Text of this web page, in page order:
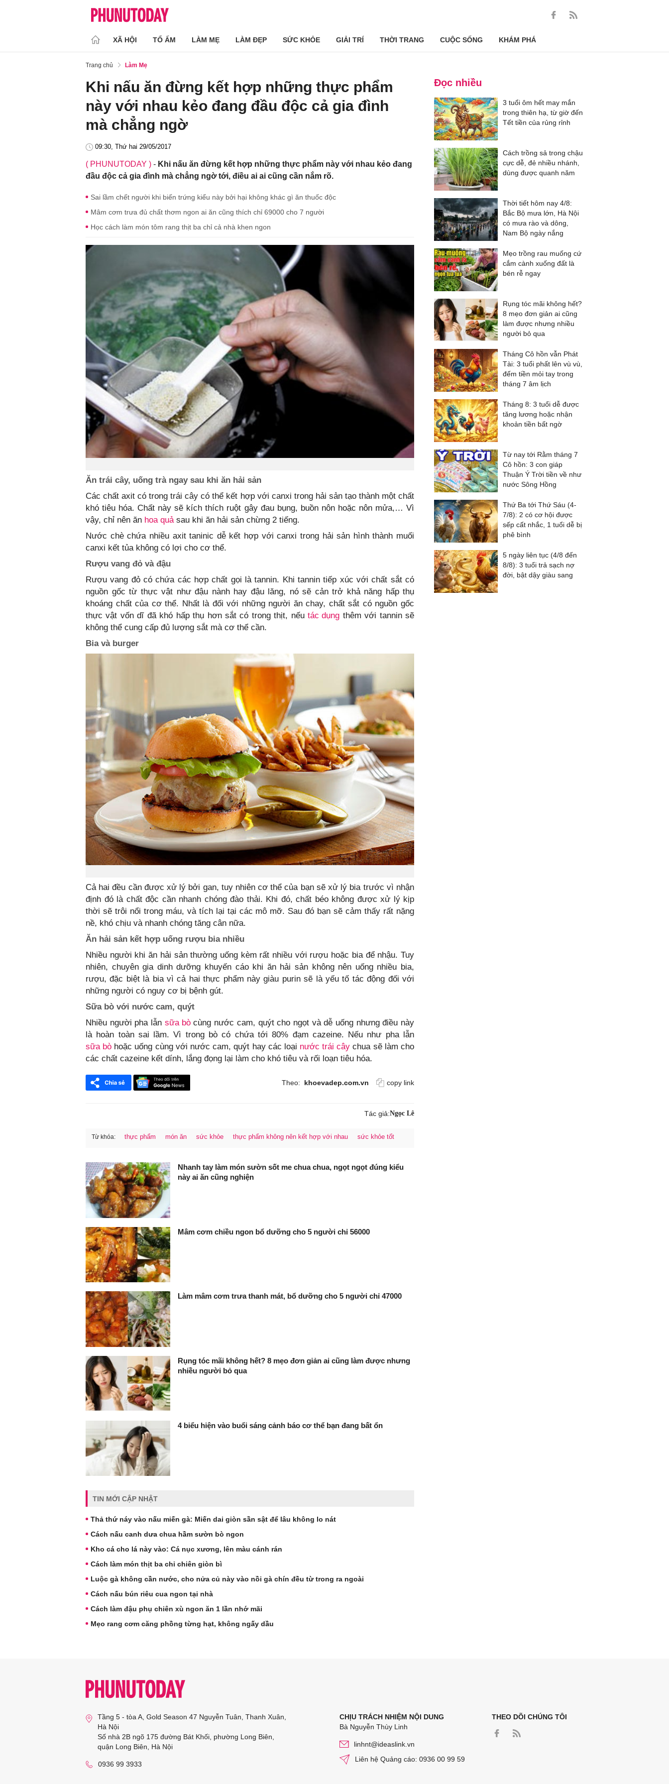
XÃ HỘI TỔ ẤM LÀM MẸ LÀM ĐẸP SỨC KHỎE GIẢI TRÍ THỜI TRANG CUỘC SỐNG KHÁM PHÁ
Trang chủ Làm Mẹ
Khi nấu ăn đừng kết hợp những thực phẩm
này với nhau kẻo đang đầu độc cả gia đình
mà chẳng ngờ
09:30, Thứ hai 29/05/2017
( PHUNUTODAY ) - Khi nấu ăn đừng kết hợp những thực phẩm này với nhau kẻo đang
đầu độc cả gia đình mà chẳng ngờ tới, điều ai ai cũng cần nắm rõ.
Sai lầm chết người khi biến trứng kiểu này bởi hại không khác gì ăn thuốc độc
Mâm cơm trưa đủ chất thơm ngon ai ăn cũng thích chỉ 69000 cho 7 người
Học cách làm món tôm rang thịt ba chỉ cả nhà khen ngon
Ăn trái cây, uống trà ngay sau khi ăn hải sản
Các chất axit có trong trái cây có thể kết hợp với canxi trong hải sản tạo thành một chất
khó tiêu hóa. Chất này sẽ kích thích ruột gây đau bụng, buồn nôn hoặc nôn mửa,… Vì
vậy, chỉ nên ăn hoa quả sau khi ăn hải sản chừng 2 tiếng.
Nước chè chứa nhiều axit taninic dễ kết hợp với canxi trong hải sản hình thành muối
canxi kết tủa không có lợi cho cơ thể.
Rượu vang đỏ và đậu
Rượu vang đỏ có chứa các hợp chất gọi là tannin. Khi tannin tiếp xúc với chất sắt có
nguồn gốc từ thực vật như đậu nành hay đậu lăng, nó sẽ cản trở khả năng hấp thụ
khoáng chất của cơ thể. Nhất là đối với những người ăn chay, chất sắt có nguồn gốc
thực vật vốn dĩ đã khó hấp thụ hơn sắt có trong thịt, nếutác dụng thêm với tannin sẽ
không thể cung cấp đủ lượng sắt mà cơ thể cần.
Bia và burger
Cả hai đều cần được xử lý bởi gan, tuy nhiên cơ thể của bạn sẽ xử lý bia trước vì nhận
định đó là chất độc cần nhanh chóng đào thải. Khi đó, chất béo không được xử lý kịp
thời sẽ trôi nổi trong máu, và tích lại tại các mô mỡ. Sau đó bạn sẽ cảm thấy rất nặng
nề, khó chịu và nhanh chóng tăng cân nữa.
Ăn hải sản kết hợp uống rượu bia nhiều
Nhiều người khi ăn hải sản thường uống kèm rất nhiều với rượu hoặc bia để nhậu. Tuy
nhiên, chuyên gia dinh dưỡng khuyến cáo khi ăn hải sản không nên uống nhiều bia,
rượu, đặc biệt là bia vì cả hai thực phẩm này giàu purin sẽ là yếu tố tác động đối với
những người có nguy cơ bị bệnh gút.
Sữa bò với nước cam, quýt
Nhiều người pha lẫn sữa bòcùng nước cam, quýt cho ngọt và dễ uống nhưng điều này
là hoàn toàn sai lầm. Vì trong bò có chứa tới 80% đạm cazeine. Nếu như pha lẫn
sữa bò hoặc uống cùng với nước cam, quýt hay các loại nước trái cây chua sẽ làm cho
các chất cazeine kết dính, lắng đọng lại làm cho khó tiêu và rối loạn tiêu hóa.
Theo: khoevadep.com.vn copy link
Tác giả:Ngọc Lê
Từ khóa: thực phẩm món ăn sức khỏe thực phẩm không nên kết hợp với nhau sức khỏe tốt
Nhanh tay làm món sườn sốt me chua chua, ngọt ngọt đúng kiểu
này ai ăn cũng nghiện
Mâm cơm chiều ngon bổ dưỡng cho 5 người chỉ 56000
Làm mâm cơm trưa thanh mát, bổ dưỡng cho 5 người chỉ 47000
Rụng tóc mãi không hết? 8 mẹo đơn giản ai cũng làm được nhưng
nhiều người bỏ qua
4 biểu hiện vào buổi sáng cảnh báo cơ thể bạn đang bất ổn
TIN MỚI CẬP NHẬT
Thả thứ náy vào nấu miến gà: Miến dai giòn sần sật để lâu không lo nát
Cách nấu canh dưa chua hầm sườn bò ngon
Kho cá cho lá này vào: Cá nục xương, lên màu cánh rán
Cách làm món thịt ba chỉ chiên giòn bì
Luộc gà không cần nước, cho nửa củ này vào nồi gà chín đều từ trong ra ngoài
Cách nấu bún riêu cua ngon tại nhà
Cách làm đậu phụ chiên xù ngon ăn 1 lần nhớ mãi
Mẹo rang cơm căng phồng từng hạt, không ngấy dầu
Đọc nhiều
3 tuổi ôm hết may mắn
trong thiên hạ, từ giờ đến
Tết tiền của rủng rỉnh
Cách trồng sả trong chậu
cực dễ, đẻ nhiều nhánh,
dùng được quanh năm
Thời tiết hôm nay 4/8:
Bắc Bộ mưa lớn, Hà Nội
có mưa rào và dông,
Nam Bộ ngày nắng
Mẹo trồng rau muống cứ
cắm cành xuống đất là
bén rễ ngay
Rụng tóc mãi không hết?
8 mẹo đơn giản ai cũng
làm được nhưng nhiều
người bỏ qua
Tháng Cô hồn vẫn Phát
Tài: 3 tuổi phất lên vù vù,
đếm tiền mỏi tay trong
tháng 7 âm lịch
Tháng 8: 3 tuổi dễ được
tăng lương hoặc nhận
khoản tiền bất ngờ
Từ nay tới Rằm tháng 7
Cô hồn: 3 con giáp
Thuận Ý Trời tiền về như
nước Sông Hồng
Thứ Ba tới Thứ Sáu (4-
7/8): 2 có cơ hội được
sếp cất nhắc, 1 tuổi dễ bị
phê bình
5 ngày liên tục (4/8 đến
8/8): 3 tuổi trả sạch nợ
đời, bật dậy giàu sang
Tầng 5 - tòa A, Gold Season 47 Nguyễn Tuân, Thanh Xuân,
Hà Nội
Số nhà 2B ngõ 175 đường Bát Khối, phường Long Biên,
quận Long Biên, Hà Nội
0936 99 3933
CHỊU TRÁCH NHIỆM NỘI DUNG
Bà Nguyễn Thùy Linh
linhnt@ideaslink.vn
Liên hệ Quảng cáo: 0936 00 99 59
THEO DÕI CHÚNG TÔI